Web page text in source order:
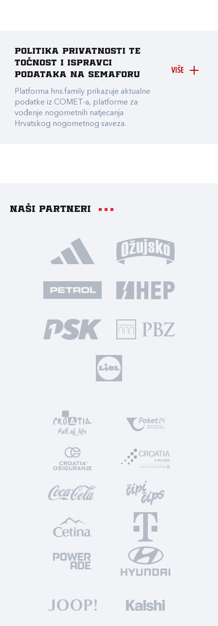
VIŠE
Politika privatnosti te
točnost i ispravci
podataka na Semaforu
Platforma hns.family prikazuje aktualne
podatke iz COMET-a, platforme za
vođenje nogometnih natjecanja
Hrvatskog nogometnog saveza.
Naši partneri